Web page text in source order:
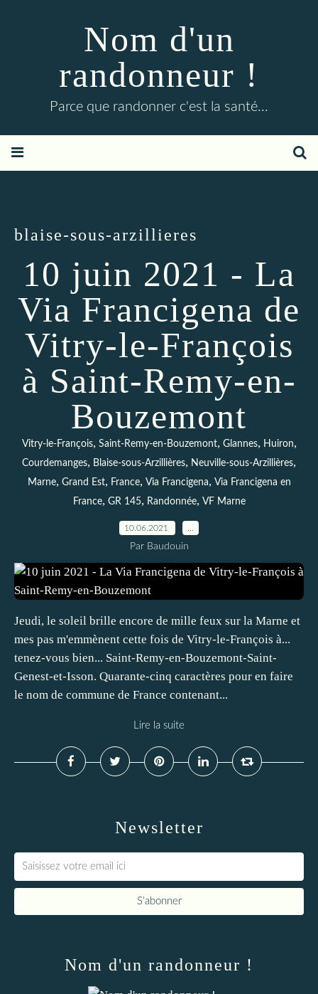
Nom d'un
randonneur !
Parce que randonner c'est la santé...
blaise-sous-arzillieres
10 juin 2021 - La
Via Francigena de
Vitry-le-François
à Saint-Remy-en-
Bouzemont
Vitry-le-François, Saint-Remy-en-Bouzemont, Glannes, Huiron,
Courdemanges, Blaise-sous-Arzillières, Neuville-sous-Arzillières,
Marne, Grand Est, France, Via Francigena, Via Francigena en
France, GR 145, Randonnée, VF Marne
10.06.2021
Par Baudouin
Jeudi, le soleil brille encore de mille feux sur la Marne et
mes pas m'emmènent cette fois de Vitry-le-François à...
tenez-vous bien... Saint-Remy-en-Bouzemont-Saint-
Genest-et-Isson. Quarante-cinq caractères pour en faire
le nom de commune de France contenant...
Lire la suite
Newsletter
Nom d'un randonneur !